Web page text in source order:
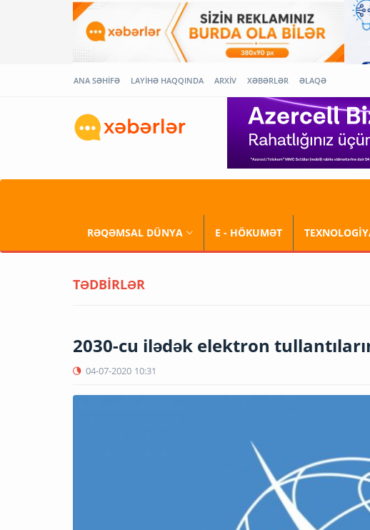
ANA SƏHİFƏ LAYİHƏ HAQQINDA ARXİV XƏBƏRLƏR ƏLAQƏ
RƏQƏMSAL DÜNYA E - HÖKUMƏT
TƏDBİRLƏR
2030-cu ilədək elektron
04-07-2020 10:31